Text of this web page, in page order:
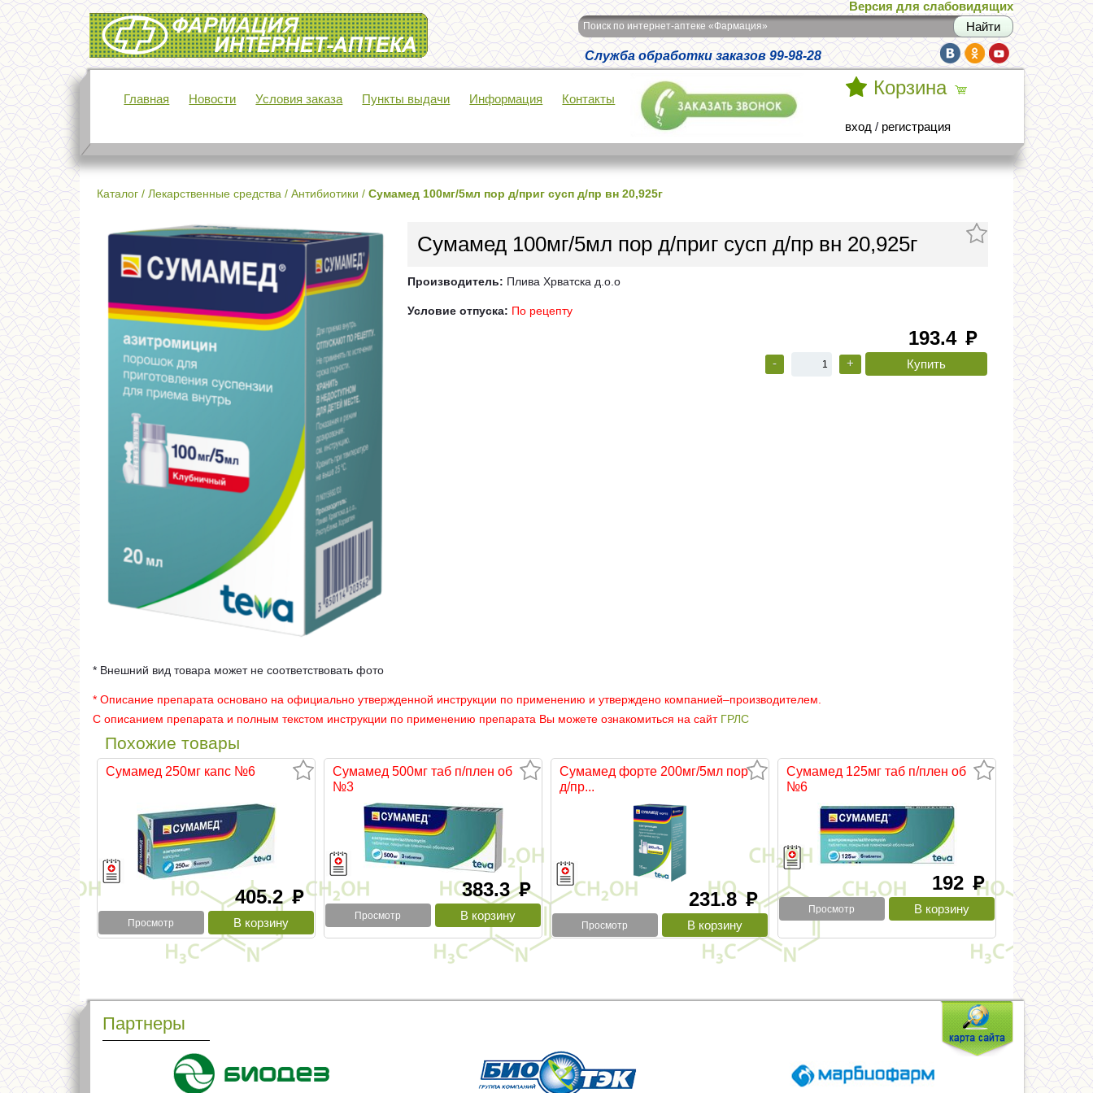
Интернет-аптека Фармация
Версия для слабовидящих
Поиск по интернет-аптеке «Фармация»
Служба обработки заказов 99-98-28
Главная Новости Условия заказа Пункты выдачи Информация Контакты
Корзина
вход / регистрация
Каталог / Лекарственные средства / Антибиотики / Сумамед 100мг/5мл пор д/приг сусп д/пр вн 20,925г
Сумамед 100мг/5мл пор д/приг сусп д/пр вн 20,925г
Производитель: Плива Хрватска д.о.о
Условие отпуска: По рецепту
193.4 руб
- +
* Внешний вид товара может не соответствовать фото
* Описание препарата основано на официально утвержденной инструкции по применению и утверждено компанией–производителем.
С описанием препарата и полным текстом инструкции по применению препарата Вы можете ознакомиться на сайт ГРЛС
Похожие товары
Сумамед 250мг капс №6
405.2руб
Просмотр
Сумамед 500мг таб п/плен об
№3
383.3руб
Просмотр
Сумамед форте 200мг/5мл пор
д/пр...
231.8руб
Просмотр
Сумамед 125мг таб п/плен об
№6
192 руб
Просмотр
Партнеры